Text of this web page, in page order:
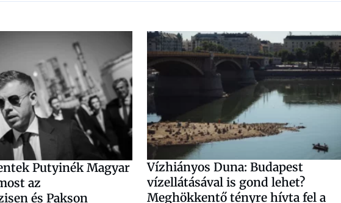
Putyinék Magyar
az
és Pakson
Vízhiányos Duna: Budapest
vízellátásával is gond lehet?
Meghökkentő tényre hívta fel a